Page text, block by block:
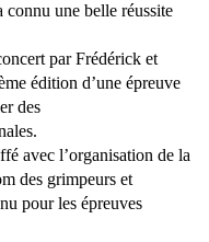
connu une belle réussite
par Frédérick et
édition d’une épreuve
des
avec l’organisation de la
des grimpeurs et
pour les épreuves